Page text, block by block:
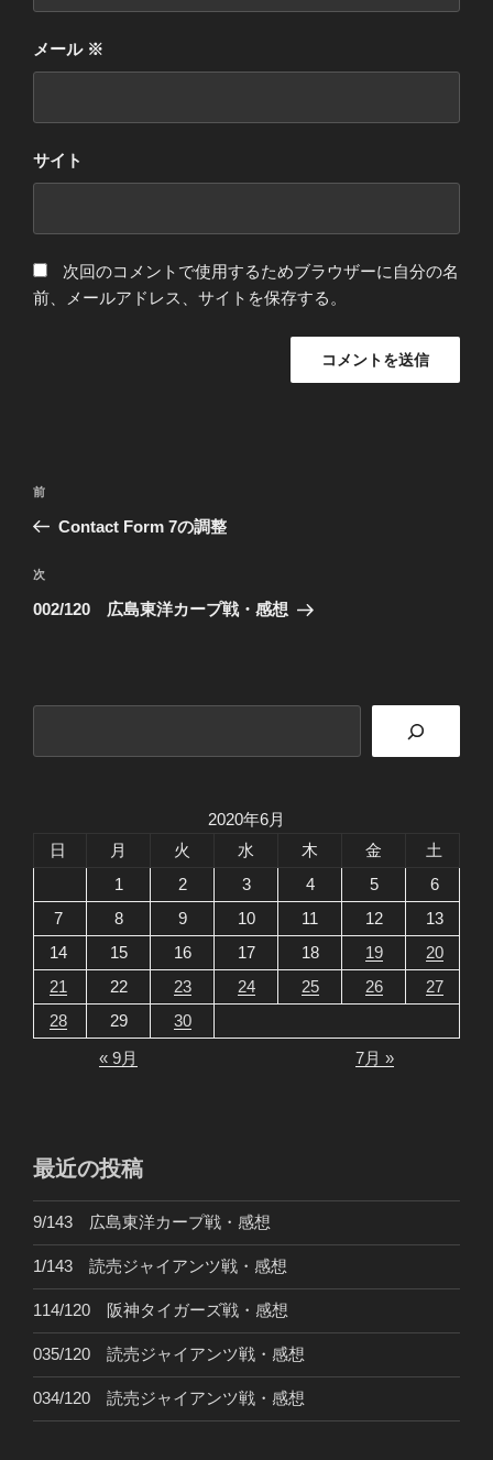
メール ※
サイト
次回のコメントで使用するためブラウザーに自分の名
前、メールアドレス、サイトを保存する。
投
ビ
ゲ
前
の
稿
前
Contact Form 7の調整
次
の
次
002/120 広島東洋カープ戦・感想
2020年6月
日
月 火 水 木 金
土
1
2 3 4 5
6
7
8 9 10 11 12
13
14
15 16 17 18 19
20
21
22 23 24 25 26
27
28
29
30
« 9月
7月 »
最近の投稿
9/143 広島東洋カープ戦・感想
1/143 読売ジャイアンツ戦・感想
114/120 阪神タイガーズ戦・感想
035/120 読売ジャイアンツ戦・感想
034/120 読売ジャイアンツ戦・感想